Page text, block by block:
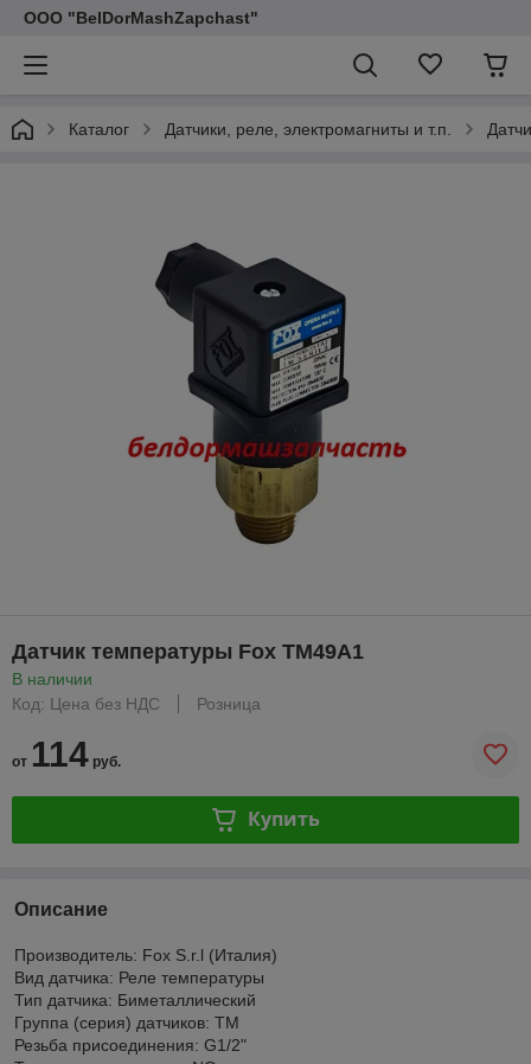
ООО "BelDorMashZapchast"
Каталог Датчики, реле, электромагниты и т.п.
Датчик температуры Fox TM49A1
В наличии
Код: Цена без НДС
Розница
от 114 руб.
Купить
Описание
Производитель: Fox S.r.l (Италия)
Вид датчика: Реле температуры
Тип датчика: Биметаллический
Группа (серия) датчиков: TM
Резьба присоединения: G1/2"